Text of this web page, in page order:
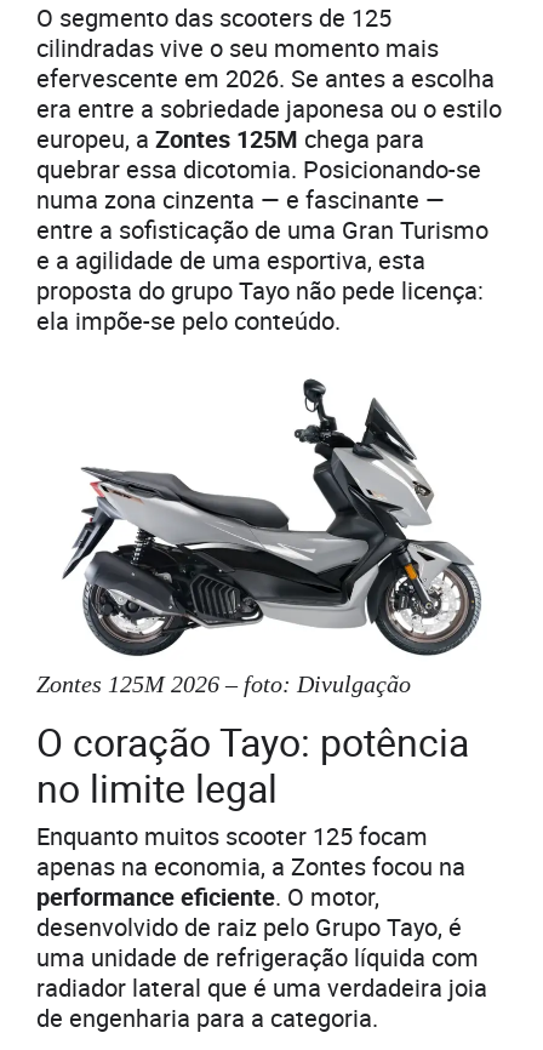
O segmento das scooters de 125
cilindradas vive o seu momento mais
efervescente em 2026. Se antes a escolha
era entre a sobriedade japonesa ou o estilo
europeu, a Zontes 125M chega para
quebrar essa dicotomia. Posicionando-se
numa zona cinzenta — e fascinante —
entre a sofisticação de uma Gran Turismo
e a agilidade de uma esportiva, esta
proposta do grupo Tayo não pede licença:
ela impõe-se pelo conteúdo.
Zontes 125M 2026 – foto: Divulgação
O coração Tayo: potência
no limite legal
Enquanto muitos scooter 125 focam
apenas na economia, a Zontes focou na
performance eficiente. O motor,
desenvolvido de raiz pelo Grupo Tayo, é
uma unidade de refrigeração líquida com
radiador lateral que é uma verdadeira joia
de engenharia para a categoria.